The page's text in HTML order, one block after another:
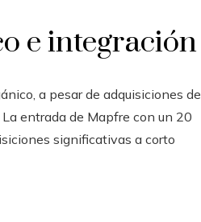
e integración
a pesar de adquisiciones de
entrada de Mapfre con un 20
significativas a corto